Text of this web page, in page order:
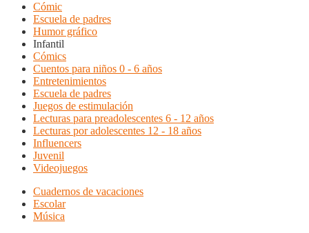
Cómic
Escuela de padres
Humor gráfico
Infantil
Cómics
Cuentos para niños 0 - 6 años
Entretenimientos
Escuela de padres
Juegos de estimulación
Lecturas para preadolescentes 6 - 12 años
Lecturas por adolescentes 12 - 18 años
Influencers
Juvenil
Videojuegos
Cuadernos de vacaciones
Escolar
Música